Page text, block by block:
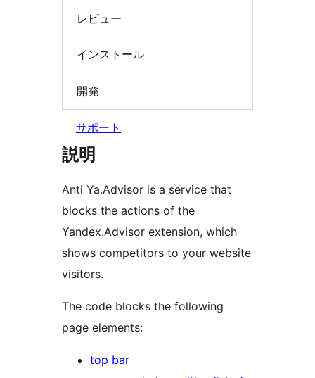
レビュー
インストール
開発
サポート
説明
Anti Ya.Advisor is a service that
blocks the actions of the
Yandex.Advisor extension, which
shows competitors to your website
visitors.
The code blocks the following
page elements:
top bar